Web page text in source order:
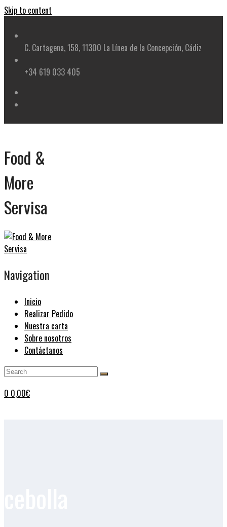
Skip to content
C. Cartagena, 158, 11300 La Línea de la Concepción, Cádiz
+34 619 033 405
Food &
More
Servisa
Navigation
Inicio
Realizar Pedido
Nuestra carta
Sobre nosotros
Contáctanos
0 0,00€